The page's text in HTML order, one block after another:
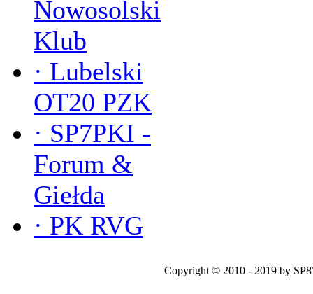
Nowosolski
Klub
· Lubelski
OT20 PZK
· SP7PKI -
Forum &
Giełda
· PK RVG
Copyright © 2010 - 2019 by